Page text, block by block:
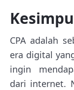
CPA adalah
era digital
ingin
dari internet.